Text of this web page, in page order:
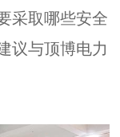
采取哪些安全
议与顶博电力